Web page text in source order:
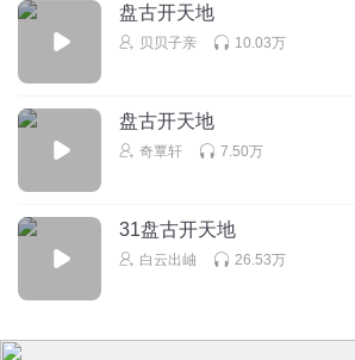
盘古开天地
贝贝子亲 10.03万
盘古开天地
奇覃轩 7.50万
31盘古开天地
白云出岫 26.53万